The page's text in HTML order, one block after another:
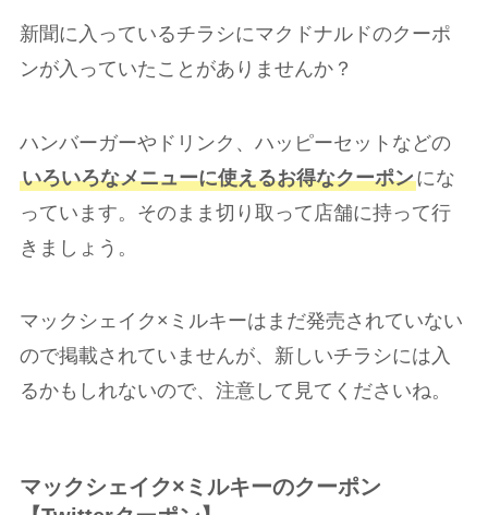
新聞に入っているチラシにマクドナルドのクーポ
ンが入っていたことがありませんか？
ハンバーガーやドリンク、ハッピーセットなどの
いろいろなメニューに使えるお得なクーポンにな
っています。そのまま切り取って店舗に持って行
きましょう。
マックシェイク×ミルキーはまだ発売されていない
ので掲載されていませんが、新しいチラシには入
るかもしれないので、注意して見てくださいね。
マックシェイク×ミルキーのクーポン